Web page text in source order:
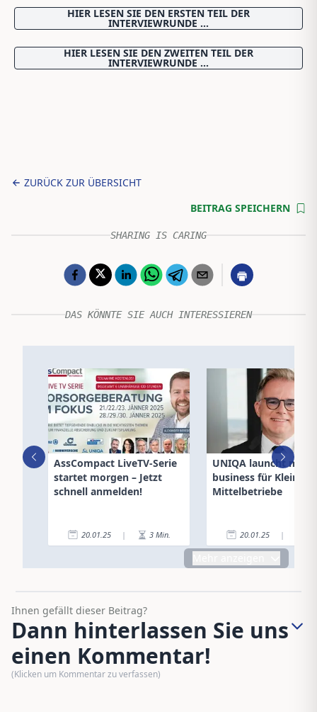
HIER LESEN SIE DEN ERSTEN TEIL DER
INTERVIEWRUNDE ...
HIER LESEN SIE DEN ZWEITEN TEIL DER
INTERVIEWRUNDE ...
ZURÜCK ZUR ÜBERSICHT
BEITRAG SPEICHERN
SHARING IS CARING
DAS KÖNNTE SIE AUCH INTERESSIEREN
AssCompact LiveTV-Serie
startet morgen – Jetzt
schnell anmelden!
20.01.25 | 3 Min.
UNIQA launcht
business für Klein-
Mittelbetriebe
20.01.25 |
Ihnen gefällt dieser Beitrag?
Dann hinterlassen Sie uns
einen Kommentar!
(Klicken um Kommentar zu verfassen)